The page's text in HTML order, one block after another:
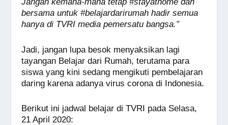
Jangan kemana-mana tetap #stayathome dan
bersama untuk #belajardarirumah hadir semua
hanya di TVRI media pemersatu bangsa.”
Jadi, jangan lupa besok menyaksikan lagi
tayangan Belajar dari Rumah, terutama para
siswa yang kini sedang mengikuti pembelajaran
daring karena adanya virus corona di Indonesia.
Berikut ini jadwal belajar di TVRI pada Selasa,
21 April 2020: